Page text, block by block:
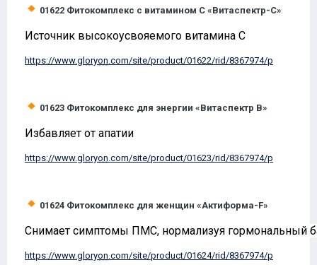
01622 Фитокомплекс с витамином С «Витаспектр-С»
Источник высокоусвояемого витамина С
https://www.gloryon.com/site/product/01622/rid/8367974/p
01623 Фитокомплекс для энергии «Витаспектр B»
Избавляет от апатии
https://www.gloryon.com/site/product/01623/rid/8367974/p
01624 Фитокомплекс для женщин «Актиформа-F»
Снимает симптомы ПМС, нормализуя гормональный
https://www.gloryon .com/site/product/01624/rid/8367974/p